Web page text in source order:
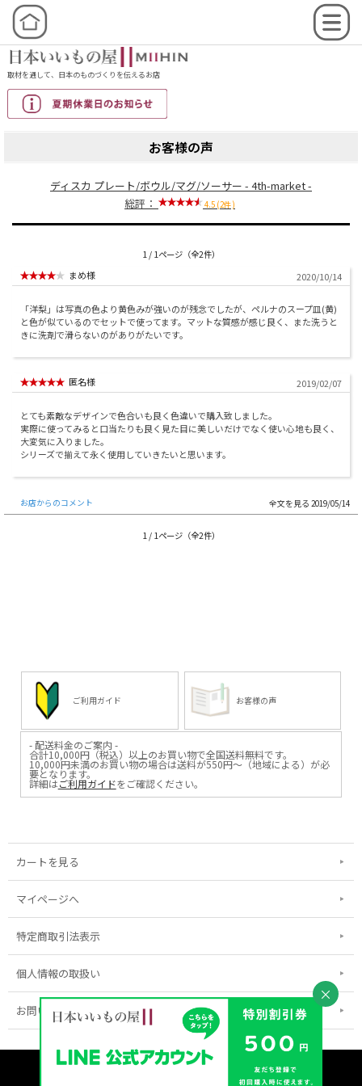
取材を通して、日本のものづくりを伝えるお店
お客様の声
ディスカ プレート/ボウル/マグ/ソーサー - 4th-market -
総評：
4.5 (2件)
1 / 1ページ（全2件）
まめ様 2020/10/14
「洋梨」は写真の色より黄色みが強いのが残念でしたが、ペルナのスープ皿(黄)
と色が似ているのでセットで使ってます。マットな質感が感じ良く、また洗うと
きに洗剤で滑らないのがありがたいです。
匿名様 2019/02/07
とても素敵なデザインで色合いも良く色違いで購入致しました。
実際に使ってみると口当たりも良く見た目に美しいだけでなく使い心地も良く、
大変気に入りました。
シリーズで揃えて永く使用していきたいと思います。
お店からのコメント 2019/05/14
1 / 1ページ（全2件）
ご利用ガイド お客様の声
- 配送料金のご案内 -
合計10,000円（税込）以上のお買い物で全国送料無料です。
10,000円未満のお買い物の場合は送料が550円～（地域による）が必
要となります。
詳細はご利用ガイドをご確認ください。
カートを見る
マイページへ
特定商取引法表示
個人情報の取扱い
お問い合わせ
表示：スマートフォン｜
Copyright (C) 2026 MIIHIN Corporation All Rights Reserved.
×